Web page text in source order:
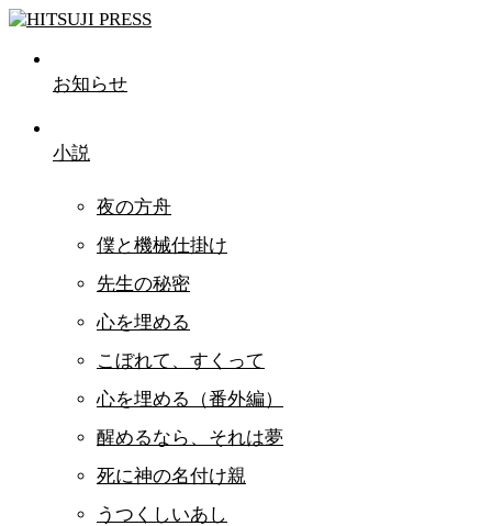
お知らせ
小説
夜の方舟
僕と機械仕掛け
先生の秘密
心を埋める
こぼれて、すくって
心を埋める（番外編）
醒めるなら、それは夢
死に神の名付け親
うつくしいあし